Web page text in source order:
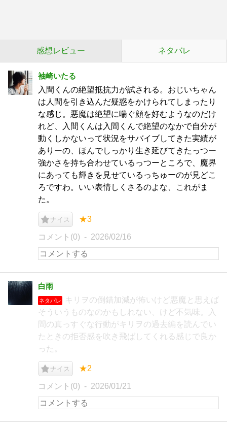
感想レビュー ネタバレ
袖崎いたる
入間くんの絶望抵抗力が試される。おじいちゃん
は人間を引き込んだ疑惑をかけられてしまったり
な感じ。悪魔は絶望に喘ぐ顔を好むようなのだけ
れど、入間くんは入間くんで絶望のなかで自分が
動くしかないって状況をサバイブしてきた実績が
ありーの、ほんでしっかり生き延びてきたっつー
強かさを持ち合わせているっつーところで、魔界
にあっても輝きを見せているっちゅーのが見どこ
ろですわ。いい表情しくさるのよな、これがま
た。
ナイス ★3
コメント(0) 2026/02/16
白雨
ネタバレ
キリヲの倒錯加減が怖いけど悪魔と思えば
そういうものなのかもしれない、けど不気味。入
間の真っすぐな行動がキリヲの過去編を読んでい
たときの拒否感を吹き飛ばしてくれる感じで良か
った。
ナイス ★2
コメント(0) 2026/01/21